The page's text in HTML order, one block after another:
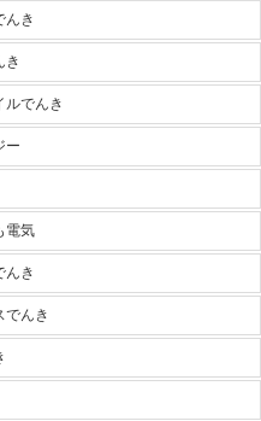
んき
き
ルでんき
ー
電気
んき
でんき